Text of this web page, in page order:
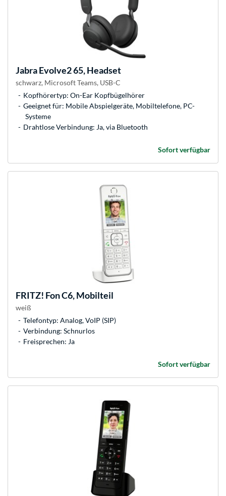
JabraEvolve2 65, Headset
schwarz, Microsoft Teams, USB-C
Kopfhörertyp: On-Ear Kopfbügelhörer
Geeignet für: Mobile Abspielgeräte, Mobiltelefone, PC-
Systeme
Drahtlose Verbindung: Ja, via Bluetooth
Sofort verfügbar
FRITZ! Fon C6, Mobilteil
weiß
Telefontyp: Analog, VoIP (SIP)
Verbindung: Schnurlos
Freisprechen: Ja
Sofort verfügbar